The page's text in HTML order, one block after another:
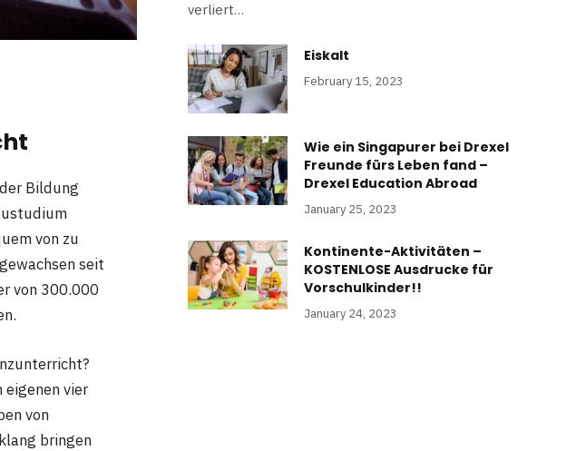
Bildung
von zu
seit
von 300.000
eigenen vier
von
bringen
verliert…
Eiskalt
February 15, 2023
Wie ein Singapurer bei Drexel
Freunde fürs Leben fand –
Drexel Education Abroad
January 25, 2023
Kontinente-Aktivitäten –
KOSTENLOSE Ausdrucke für
Vorschulkinder!!
January 24, 2023